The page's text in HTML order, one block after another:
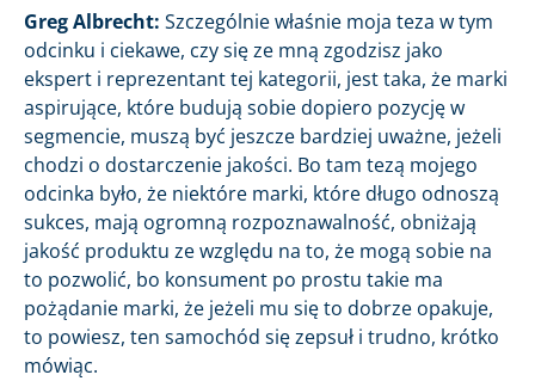
Greg Albrecht: Szczególnie właśnie moja teza w tym
odcinku i ciekawe, czy się ze mną zgodzisz jako
ekspert i reprezentant tej kategorii, jest taka, że marki
aspirujące, które budują sobie dopiero pozycję w
segmencie, muszą być jeszcze bardziej uważne, jeżeli
chodzi o dostarczenie jakości. Bo tam tezą mojego
odcinka było, że niektóre marki, które długo odnoszą
sukces, mają ogromną rozpoznawalność, obniżają
jakość produktu ze względu na to, że mogą sobie na
to pozwolić, bo konsument po prostu takie ma
pożądanie marki, że jeżeli mu się to dobrze opakuje,
to powiesz, ten samochód się zepsuł i trudno, krótko
mówiąc.